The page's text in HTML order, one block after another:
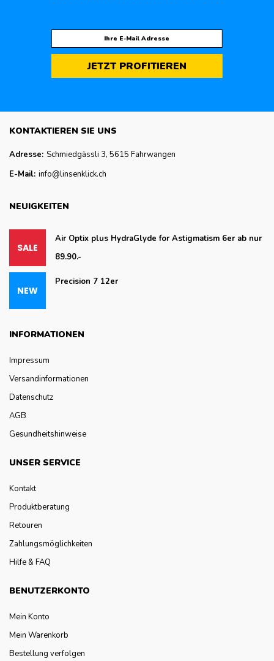
JETZT PROFITIEREN
KONTAKTIEREN SIE UNS
Adresse: Schmiedgässli 3, 5615 Fahrwangen
E-Mail: info@linsenklick.ch
NEUIGKEITEN
Air Optix plus HydraGlyde for Astigmatism 6er ab nur
89.90.-
Precision 7 12er
INFORMATIONEN
Impressum
Versandinformationen
Datenschutz
AGB
Gesundheitshinweise
UNSER SERVICE
Kontakt
Produktberatung
Retouren
Zahlungsmöglichkeiten
Hilfe & FAQ
BENUTZERKONTO
Mein Konto
Mein Warenkorb
Bestellung verfolgen